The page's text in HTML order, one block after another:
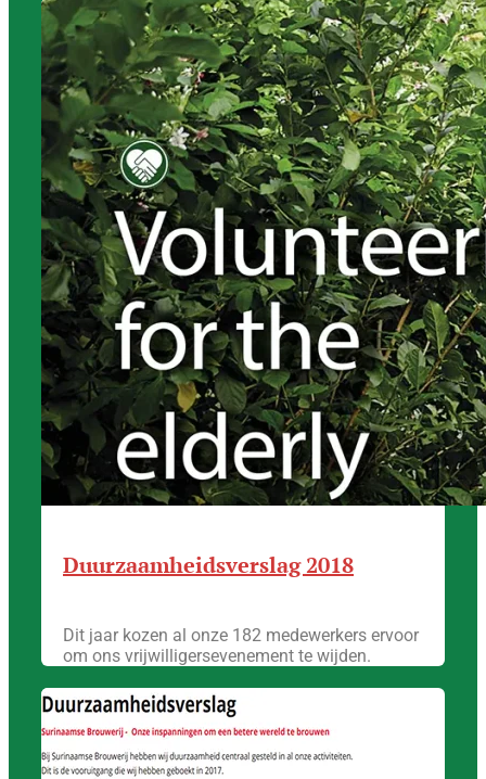
Duurzaamheidsverslag 2018
Dit jaar kozen al onze 182 medewerkers ervoor
om ons vrijwilligersevenement te wijden.